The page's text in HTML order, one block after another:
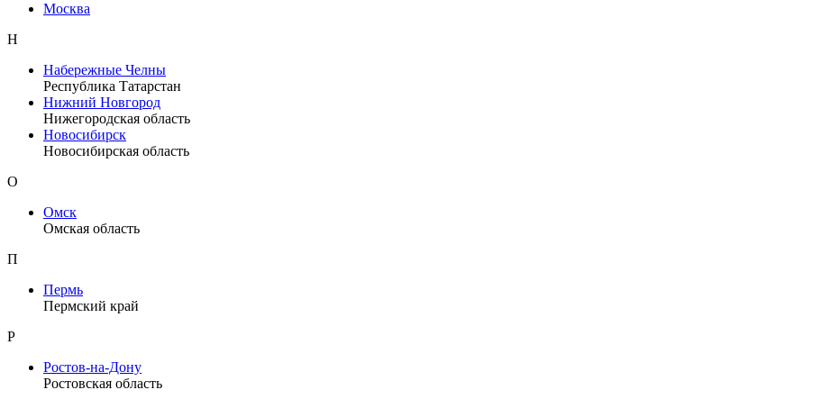
Москва
Н
Набережные Челны
Республика Татарстан
Нижний Новгород
Нижегородская область
Новосибирск
Новосибирская область
О
Омск
Омская область
П
Пермь
Пермский край
Р
Ростов-на-Дону
Ростовская область